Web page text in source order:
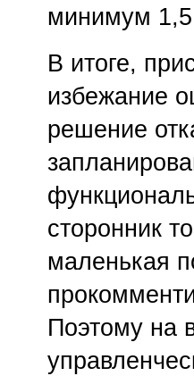
минимум 1,5
В итоге,
избежание
решение
сторонник
маленькая
Поэтому на